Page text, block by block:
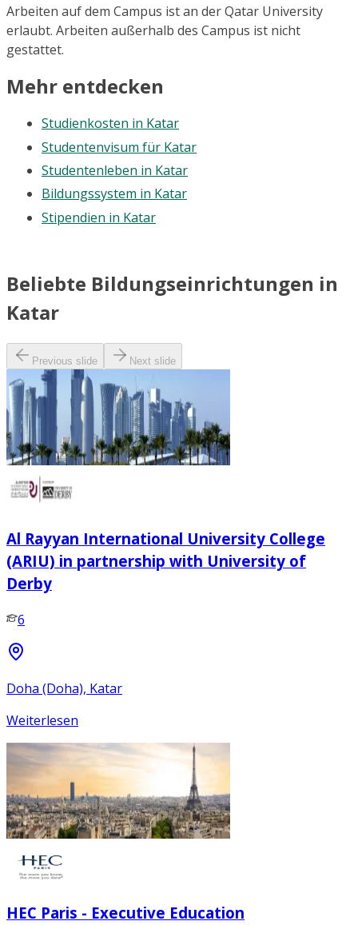
Arbeiten auf dem Campus ist an der Qatar University
erlaubt. Arbeiten außerhalb des Campus ist nicht
gestattet.
Mehr entdecken
Studienkosten in Katar
Studentenvisum für Katar
Studentenleben in Katar
Bildungssystem in Katar
Stipendien in Katar
Beliebte Bildungseinrichtungen in
Katar
Previous slide Next slide
Al Rayyan International University College
(ARIU) in partnership with University of
Derby
6
Doha (Doha), Katar
Weiterlesen
HEC Paris - Executive Education